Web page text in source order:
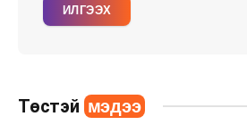
ИЛГЭЭХ
Төстэй мэдээ